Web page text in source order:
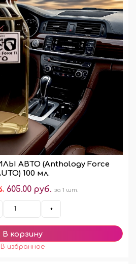
АВТО (Anthology Force
100 мл.
605.00 руб. за 1 шт.
+